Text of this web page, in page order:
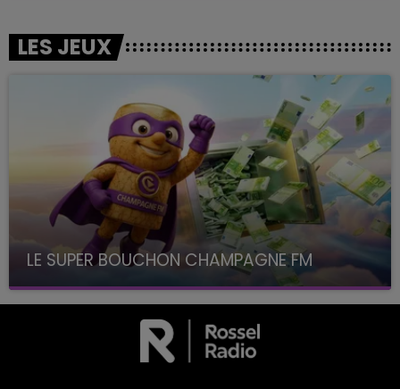
LES JEUX
LE SUPER BOUCHON CHAMPAGNE FM
avec La Famille Champagne FM, à 8H10